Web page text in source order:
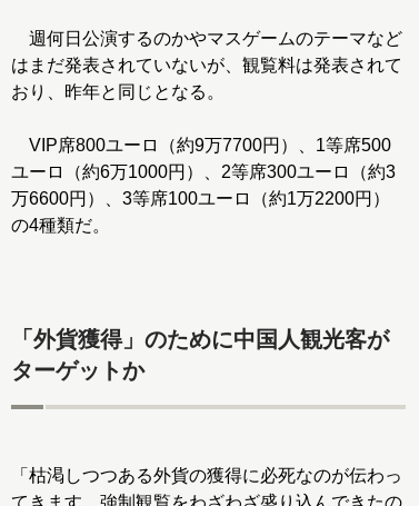
週何日公演するのかやマスゲームのテーマなど
はまだ発表されていないが、観覧料は発表されて
おり、昨年と同じとなる。
VIP席800ユーロ（約9万7700円）、1等席500
ユーロ（約6万1000円）、2等席300ユーロ（約3
万6600円）、3等席100ユーロ（約1万2200円）
の4種類だ。
「外貨獲得」のために中国人観光客が
ターゲットか
「枯渇しつつある外貨の獲得に必死なのが伝わっ
てきます。強制観覧をわざわざ盛り込んできたの